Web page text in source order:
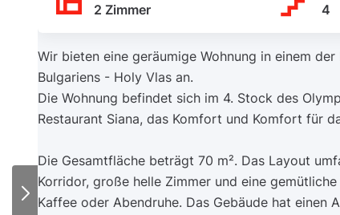
2 Zimmer 4
Wir bieten eine geräumige Wohnung in einem
Bulgariens - Holy Vlas an.
Die Wohnung befindet sich im 4. Stock des
Restaurant Siana, das Komfort und Komfort für
Die Gesamtfläche beträgt 70 m². Das Layout
Korridor, große helle Zimmer und eine
Kaffee oder Abendruhe. Das Gebäude hat einen